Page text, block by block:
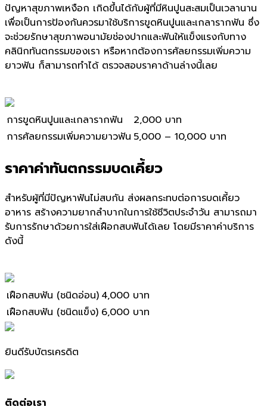
ปัญหาสุขภาพเหงือก เกิดขึ้นได้กับผู้ที่มีหินปูนสะสมเป็นเวลานาน
เพื่อเป็นการป้องกันควรมาใช้บริการขูดหินปูนและเกลารากฟัน ซึ่ง
จะช่วยรักษาสุขภาพอนามัยช่องปากและฟันให้แข็งแรงกับทาง
คลินิกทันตกรรมของเรา หรือหากต้องการศัลยกรรมเพิ่มความ
ยาวฟัน ก็สามารถทำได้ ตรวจสอบราคาด้านล่างนี้เลย
การขูดหินปูนและเกลารากฟัน
2,000 บาท
การศัลยกรรมเพิ่มความยาวฟัน 5,000 – 10,000 บาท
ราคาค่าทันตกรรมบดเคี้ยว
สำหรับผู้ที่มีปัญหาฟันไม่สบกัน ส่งผลกระทบต่อการบดเคี้ยว
อาหาร สร้างความยากลำบากในการใช้ชีวิตประจำวัน สามารถมา
รับการรักษาด้วยการใส่เฝือกสบฟันได้เลย โดยมีราคาค่าบริการ
ดังนี้
เฝือกสบฟัน (ชนิดอ่อน) 4,000 บาท
เฝือกสบฟัน (ชนิดแข็ง) 6,000 บาท
ยินดีรับบัตรเครดิต
ติดต่อเรา